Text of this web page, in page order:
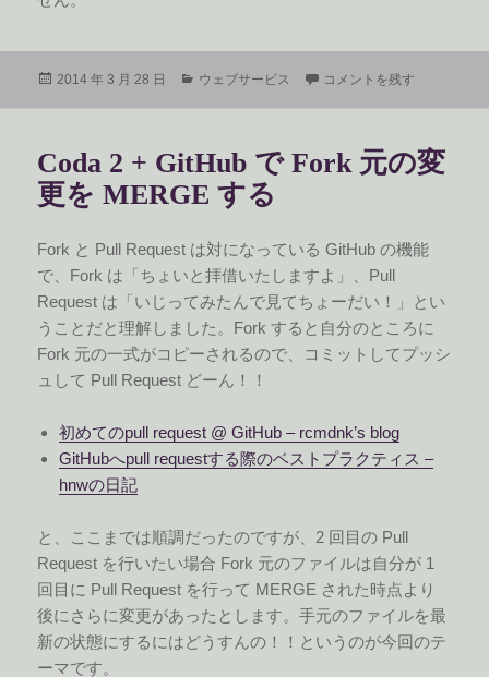
投
2014 年 3 月 28 日
カ
ー
ウェブサービス にゃんこの蝶ネクタイ屋さ
コメントを残す
Coda 2 + GitHub で Fork 元の変
更を MERGE する
Fork と Pull Request は対になっている GitHub の機能
で、Fork は「ちょいと拝借いたしますよ」、Pull
Request は「いじってみたんで見てちょーだい！」とい
うことだと理解しました。Fork すると自分のところに
Fork 元の一式がコピーされるので、コミットしてプッシ
ュして Pull Request どーん！！
初めてのpull request @ GitHub – rcmdnk’s blog
GitHubへpull requestする際のベストプラクティス –
hnwの日記
と、ここまでは順調だったのですが、2 回目の Pull
Request を行いたい場合 Fork 元のファイルは自分が 1
回目に Pull Request を行って MERGE された時点より
後にさらに変更があったとします。手元のファイルを最
新の状態にするにはどうすんの！！というのが今回のテ
ーマです。